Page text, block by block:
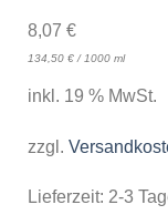
8,07 €
134,50 €/ 1000 ml
inkl. 19 % MwSt.
zzgl.
Lieferzeit: 2-3